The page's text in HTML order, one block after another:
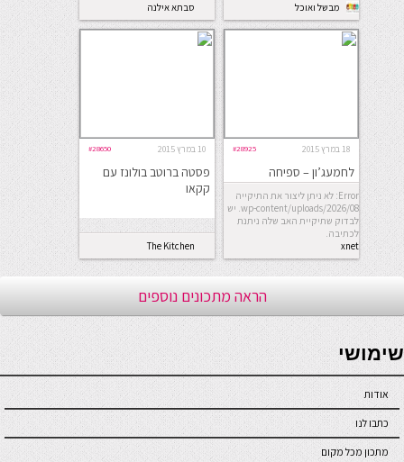
מבשל ואוכל
סבתא אילנה
בישלה ארוחה...
18 במרץ 2015 #28925
לחמעג’ון – ספיחה
Error: לא ניתן ליצור את התיקייה
wp-content/uploads/2026/08. יש
לבדוק שתיקיית האב שלה ניתנת
לכתיבה.
xnet
10 במרץ 2015 #28650
פסטה ברוטב בולונז עם
קקאו
The Kitchen
Coach
הראה מתכונים נוספים
seriöse online casinos österreich
שימושי
אודות
כתבו לנו
מתכון מכל מקום